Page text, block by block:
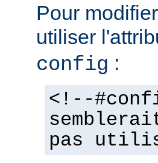
Pour
utiliser
config :
<!--
pas